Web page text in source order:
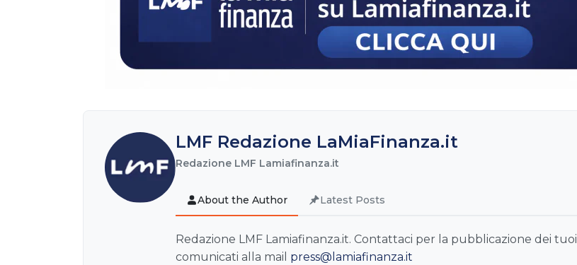
LMF Redazione LaMiaFinanza.it
Redazione LMF Lamiafinanza.it
About the Author Latest Posts
Redazione LMF Lamiafinanza.it. Contattaci per la pubblicazione dei tuoi
comunicati alla mail press@lamiafinanza.it